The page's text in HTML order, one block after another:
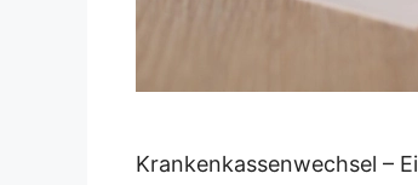
Krankenkassenwechsel –